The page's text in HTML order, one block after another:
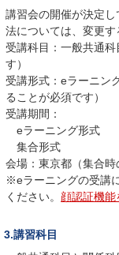
講習会の開催が決定
法については、変更す
受講科目：一般共通
す）
受講形式：eラーニン
ることが必須です）
受講期間：
eラーニング形式
集合形式 令和9
会場：東京都（集合時
※eラーニングの受講
ください。 顔認証機能
3.講習科目